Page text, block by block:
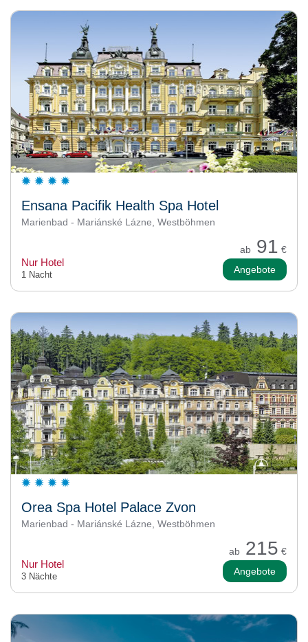
Ensana Pacifik Health Spa Hotel
Marienbad - Mariánské Lázne, Westböhmen
ab 91 €
Nur Hotel
1 Nacht Angebote
Orea Spa Hotel Palace Zvon
Marienbad - Mariánské Lázne, Westböhmen
ab 215 €
Nur Hotel
3 Nächte Angebote